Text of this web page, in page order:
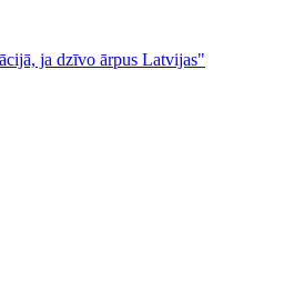
ja dzīvo ārpus Latvijas"